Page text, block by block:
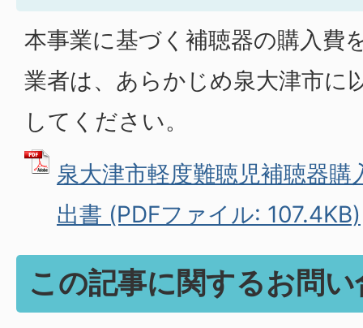
本事業に基づく補聴器の購入費
業者は、あらかじめ泉大津市に
してください。
泉大津市軽度難聴児補聴器
出書 (PDFファイル: 107.4KB)
この記事に関するお問